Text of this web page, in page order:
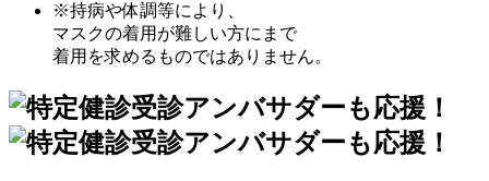
※持病や体調等により、
マスクの着用が難しい方にまで
着用を求めるものではありません。